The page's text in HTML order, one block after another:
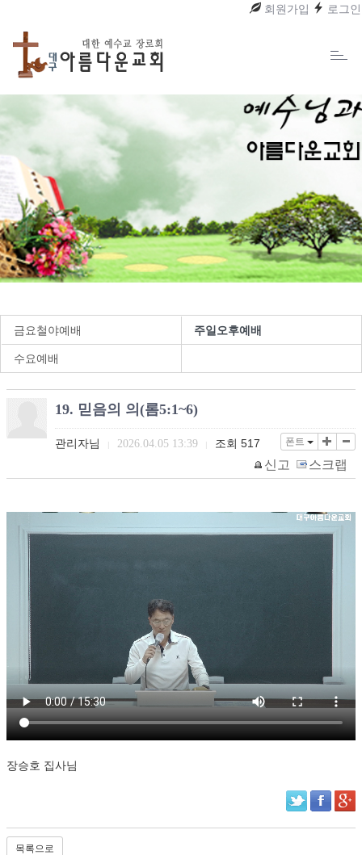
회원가입 로그인
금요철야예배 주일오후예배
수요예배
19. 믿음의 의(롬5:1~6)
관리자님 2026.04.05 13:39 조회 517 폰트
신고 스크랩
장승호 집사님
목록으로